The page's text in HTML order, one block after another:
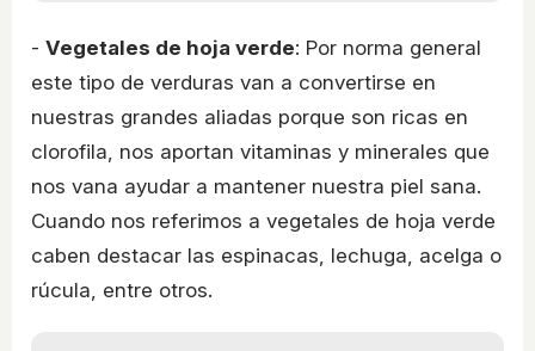
- Vegetales de hoja verde: Por norma general
este tipo de verduras van a convertirse en
nuestras grandes aliadas porque son ricas en
clorofila, nos aportan vitaminas y minerales que
nos vana ayudar a mantener nuestra piel sana.
Cuando nos referimos a vegetales de hoja verde
caben destacar las espinacas, lechuga, acelga o
rúcula, entre otros.